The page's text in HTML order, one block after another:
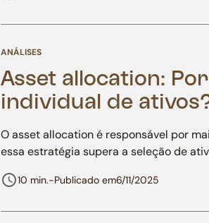
ANÁLISES
Asset allocation:
individual de
O asset allocation é responsável por
essa estratégia supera a seleção de
10 min.-Publicado em6/11/2025